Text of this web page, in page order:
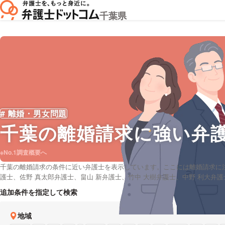
千葉県
# 離婚・男女問題
千葉の離婚請求に強い弁
※No.1調査概要へ
千葉の離婚請求の条件に近い弁護士を表示しています。ここには離婚請求
護士、佐野 真太郎弁護士、畠山 新弁護士、竹中 大樹弁護士、中野 利大弁
ミや評判・土日祝日の休日法律相談や無料相談の可否など、充実した専門
追加条件を指定して検索
地域